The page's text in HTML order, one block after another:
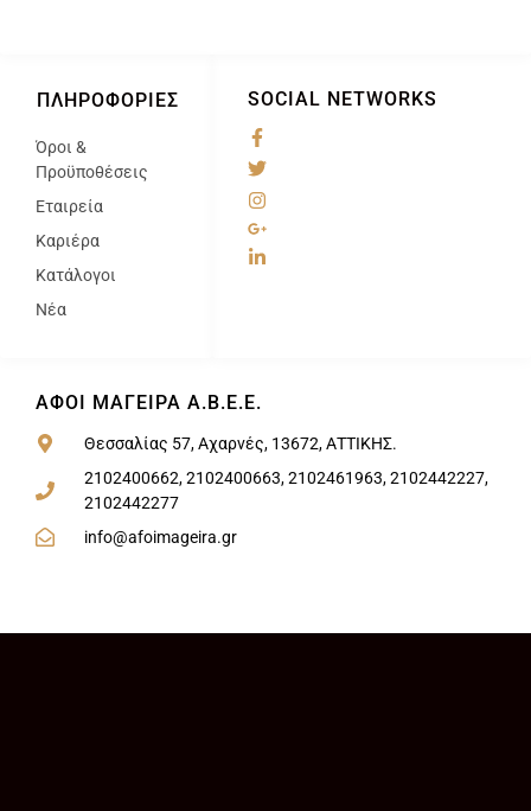
ΑΦΟΙ ΜΑΓΕΙΡΑ Α.Β.Ε.Ε.
Θεσσαλίας 57, Αχαρνές, 13672, ΑΤΤΙΚΗΣ.
2102400662, 2102400663, 2102461963, 2102442227,
2102442277
info@afoimageira.gr
SOCIAL NETWORKS
ΠΛΗΡΟΦΟΡΊΕΣ
Όροι &
Προϋποθέσεις
Εταιρεία
Καριέρα
Κατάλογοι
Νέα